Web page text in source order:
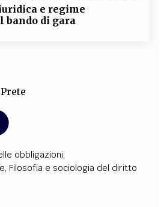
e regime
bando di gara
obbligazioni,
, Filosofia e sociologia del diritto